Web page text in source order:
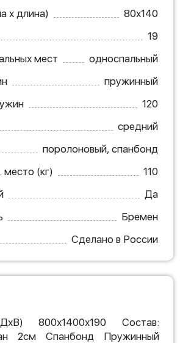
х длина)
80х140
19
мест
односпальный
пружинный
120
средний
поролоновый, спанбонд
место (кг)
110
Да
Бремен
Сделано в России
800х1400х190 Состав:
2см Спанбонд Пружинный